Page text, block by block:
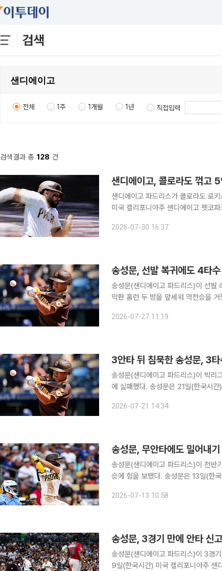
검색
전체 1주 1개월 1년 직접입력
검색결과 총 128 건
샌디에이고, 콜로라도 꺾고
샌디에이고 파드리스가 콜로라도 로키스를 꺾고 5연
미국 캘리포니아주 샌디에이고 펫코
마차도의 연속 안타, 타이 프랜스의
2026-07-30 16:37
송성문, 선발 복귀에도 4타
송성문(샌디에이고 파드리스)이 선발
막판 홈런 두 방을 앞세워 역전승을 거뒀다. 송성문은 27일(한국시간) 미국 플로리다
2026-07-27 11:19
3안타 뒤 침묵한 송성문, 3
송성문(샌디에이고 파드리스)이 빅리
에 실패했다. 송성문은 21일(한국시간) 미국 조지아주 애틀랜타의 트루이스트파크에서 열린 2026
2026-07-21 14:34
송성문, 무안타에도 밀어내
송성문(샌디에이고 파드리스)이 전반
승에 힘을 보탰다. 송성문은 13일(한국시간) 미국 캘리포니아주 샌디에이고 펫코파크에서 열린
2026-07-13 10:58
송성문, 3경기 만에 안타 신
송성문(샌디에이고 파드리스)이 3경기
9일(한국시간) 미국 캘리포니아주